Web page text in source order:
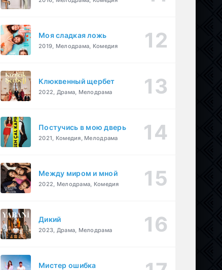
Моя сладкая ложь
2019, Мелодрама, Комедия
Клюквенный щербет
2022, Драма, Мелодрама
Постучись в мою дверь
2021, Комедия, Мелодрама
Между миром и мной
2022, Мелодрама, Комедия
Дикий
2023, Драма, Мелодрама
Мистер ошибка